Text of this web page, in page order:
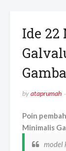
Ide 22
byataprumah
Poin
Minimalis
model